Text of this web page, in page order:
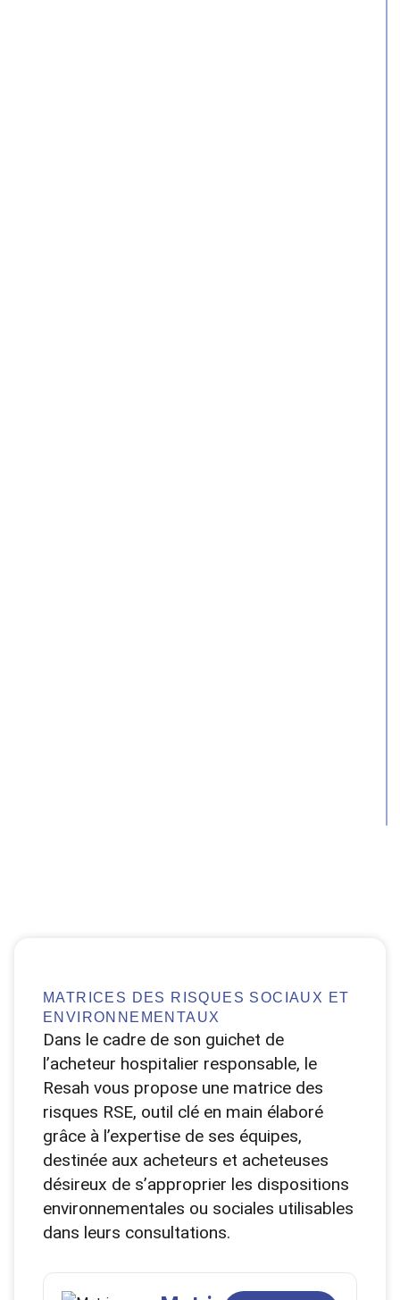
MATRICES DES RISQUES SOCIAUX ET
ENVIRONNEMENTAUX
Dans le cadre de son guichet de
l’acheteur hospitalier responsable, le
Resah vous propose une matrice des
risques RSE, outil clé en main élaboré
grâce à l’expertise de ses équipes,
destinée aux acheteurs et acheteuses
désireux de s’approprier les dispositions
environnementales ou sociales utilisables
dans leurs consultations.